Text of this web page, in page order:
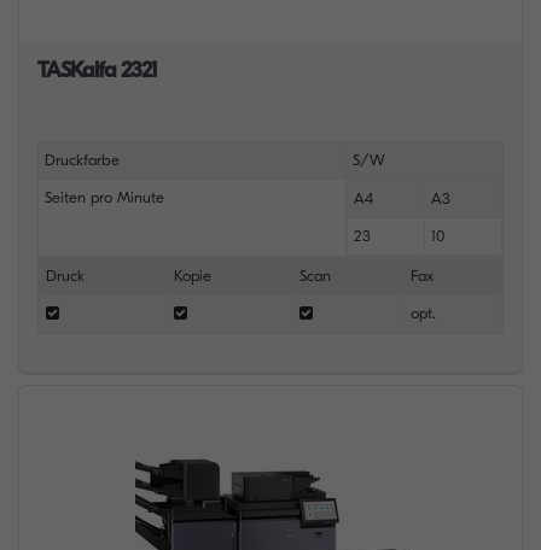
TASKalfa 2321
Druckfarbe S/W
Seiten pro Minute A4 A3
23 10
Druck Kopie Scan Fax
opt.